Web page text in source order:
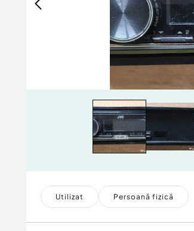
Utilizat Persoană fizică